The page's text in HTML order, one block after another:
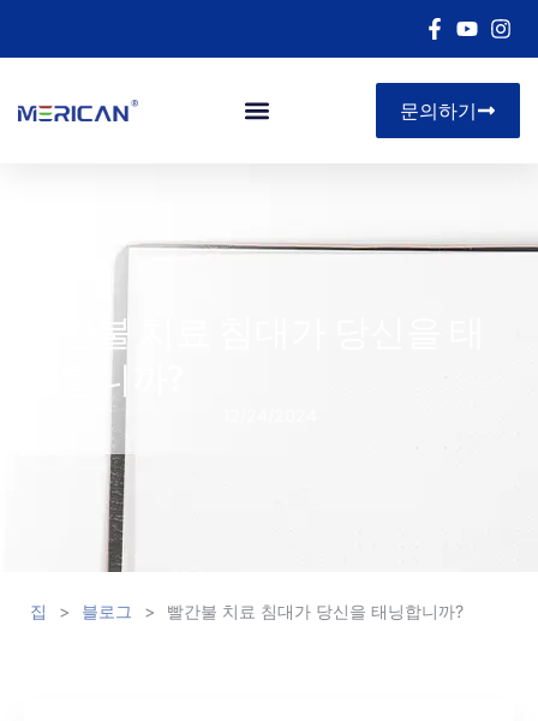
문의하기
빨간불 치료 침대가 당신을 태
닝합니까?
집 > 블로그 > 빨간불 치료 침대가 당신을 태닝합니까?